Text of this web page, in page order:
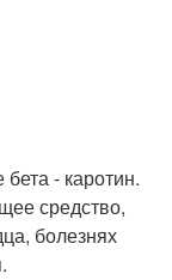
- каротин.
средство,
болезнях